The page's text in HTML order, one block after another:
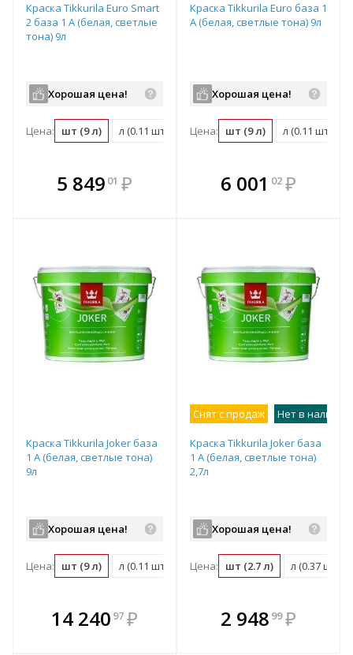
Краска Tikkurila Euro Smart
2 база 1 A (белая, светлые
тона) 9л
Хорошая цена!
Цена: шт (9 л) л (0.11 шт) м2 (0.02 шт)
5 849 01 ₽
В комплекте
всегда выгоднее!
Краска Tikkurila Euro база 1
A (белая, светлые тона) 9л
Хорошая цена!
Цена: шт (9 л) л (0.11 шт)
В комплекте
всегда выгоднее!
6 001 02 ₽
Краска Tikkurila Joker база
1 A (белая, светлые тона)
9л
Хорошая цена!
Цена: шт (9 л) л (0.11 шт) м2 (0.01 шт)
14 240 97 ₽
В комплекте
всегда выгоднее!
Снят с продаж Нет в наличии
Краска Tikkurila Joker база
1 A (белая, светлые тона)
2,7л
Хорошая цена!
Цена: шт (2.7 л) л (0.37 шт)
В комплекте
всегда выгоднее!
2 948 99 ₽